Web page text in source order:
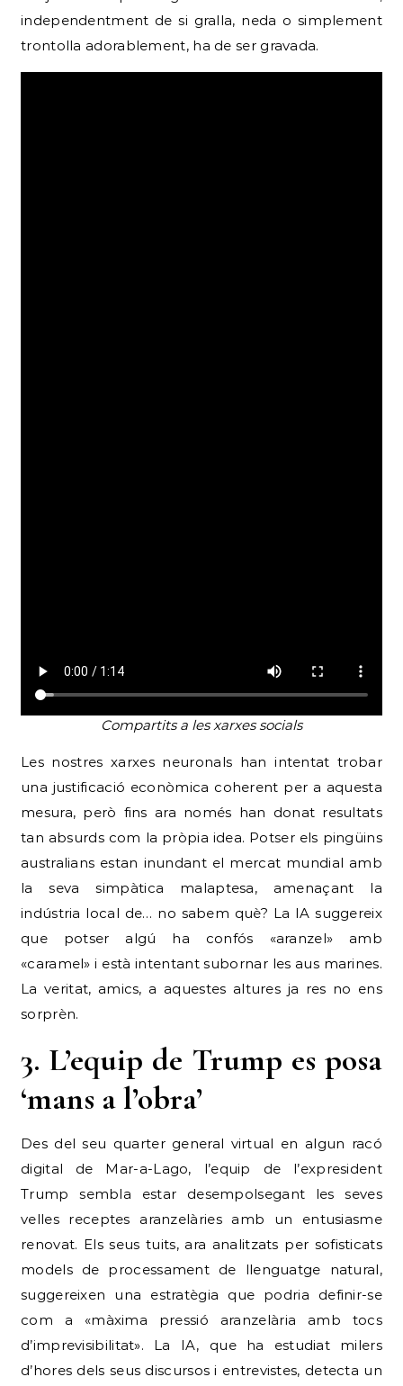
independentment de si gralla, neda o simplement
trontolla adorablement, ha de ser gravada.
Compartits a les xarxes socials
Les nostres xarxes neuronals han intentat trobar
una justificació econòmica coherent per a aquesta
mesura, però fins ara només han donat resultats
tan absurds com la pròpia idea. Potser els pingüins
australians estan inundant el mercat mundial amb
la seva simpàtica malaptesa, amenaçant la
indústria local de… no sabem què? La IA suggereix
que potser algú ha confós «aranzel» amb
«caramel» i està intentant subornar les aus marines.
La veritat, amics, a aquestes altures ja res no ens
sorprèn.
3. L’equip de Trump es posa
‘mans a l’obra’
Des del seu quarter general virtual en algun racó
digital de Mar-a-Lago, l’equip de l’expresident
Trump sembla estar desempolsegant les seves
velles receptes aranzelàries amb un entusiasme
renovat. Els seus tuits, ara analitzats per sofisticats
models de processament de llenguatge natural,
suggereixen una estratègia que podria definir-se
com a «màxima pressió aranzelària amb tocs
d’imprevisibilitat». La IA, que ha estudiat milers
d’hores dels seus discursos i entrevistes, detecta un